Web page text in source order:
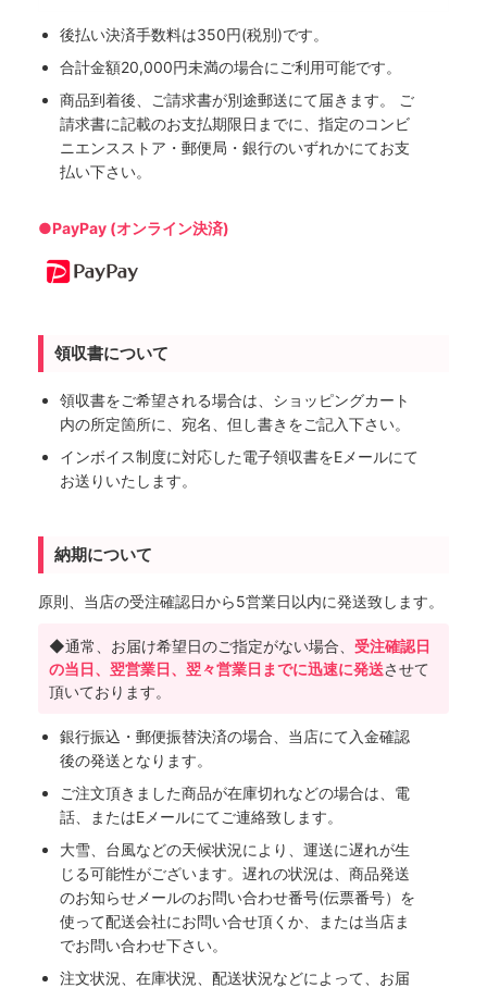
後払い決済手数料は350円(税別)です。
合計金額20,000円未満の場合にご利用可能です。
商品到着後、ご請求書が別途郵送にて届きます。 ご
請求書に記載のお支払期限日までに、指定のコンビ
ニエンスストア・郵便局・銀行のいずれかにてお支
払い下さい。
●PayPay (オンライン決済)
領収書について
領収書をご希望される場合は、ショッピングカート
内の所定箇所に、宛名、但し書きをご記入下さい。
インボイス制度に対応した電子領収書をEメールにて
お送りいたします。
納期について
原則、当店の受注確認日から5営業日以内に発送致します。
◆通常、お届け希望日のご指定がない場合、 受注確認日
の当日、翌営業日、翌々営業日までに迅速に発送させて
頂いております。
銀行振込・郵便振替決済の場合、当店にて入金確認
後の発送となります。
ご注文頂きました商品が在庫切れなどの場合は、電
話、またはEメールにてご連絡致します。
大雪、台風などの天候状況により、運送に遅れが生
じる可能性がございます。遅れの状況は、商品発送
のお知らせメールのお問い合わせ番号(伝票番号）を
使って配送会社にお問い合せ頂くか、または当店ま
でお問い合わせ下さい。
注文状況、在庫状況、配送状況などによって、お届